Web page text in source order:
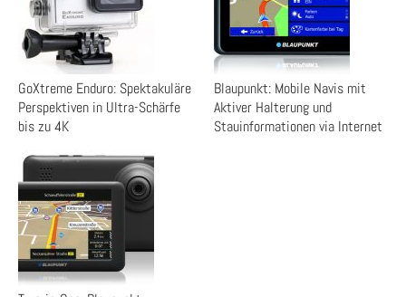
GoXtreme Enduro: Spektakuläre
Perspektiven in Ultra-Schärfe
bis zu 4K
Blaupunkt: Mobile Navis mit
Aktiver Halterung und
Stauinformationen via Internet